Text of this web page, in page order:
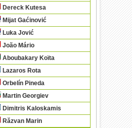
Dereck Kutesa
Mijat Gaćinović
Luka Jović
João Mário
Aboubakary Koïta
Lazaros Rota
Orbelín Pineda
Martin Georgiev
Dimitris Kaloskamis
Răzvan Marin